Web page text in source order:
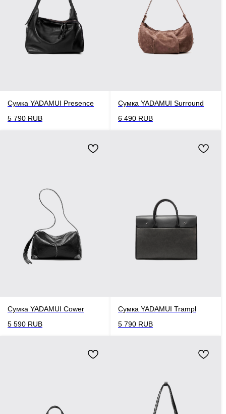
Сумка YADAMUI Presence
5 790 RUB
Сумка YADAMUI Surround
6 490 RUB
Сумка YADAMUI Cower
5 590 RUB
Сумка YADAMUI Trampl
5 790 RUB